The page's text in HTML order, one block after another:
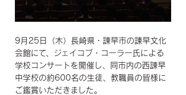
9月25日（木）長崎県・諫早市の諌早文化
会館にて、ジェイコブ・コーラー氏による
学校コンサートを開催し、同市内の西諫早
中学校の約600名の生徒、教職員の皆様に
ご鑑賞いただきました。